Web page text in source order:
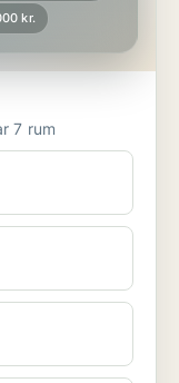
kr.
har 7 rum